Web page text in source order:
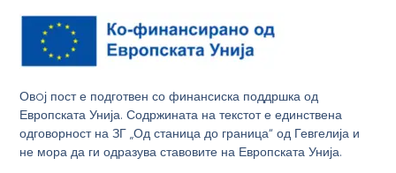
Овoј пост е подготвен со финансиска поддршка од
Европската Унија. Содржината на текстот е единствена
одговорност на ЗГ „Од станица до граница“ од Гевгелија и
не мора да ги одразува ставовите на Европската Унија.